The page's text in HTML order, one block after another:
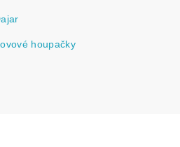
houpačky